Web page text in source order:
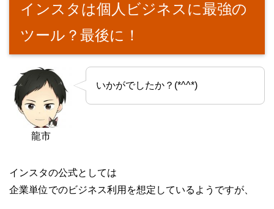
インスタは個人ビジネスに最強の
ツール？最後に！
龍市
いかがでしたか？(*^^*)
インスタの公式としては
企業単位でのビジネス利用を想定しているようですが、